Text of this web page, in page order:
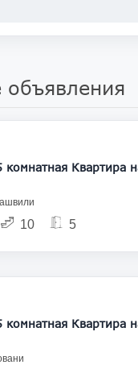
Продается 5
10 5
Продается 5